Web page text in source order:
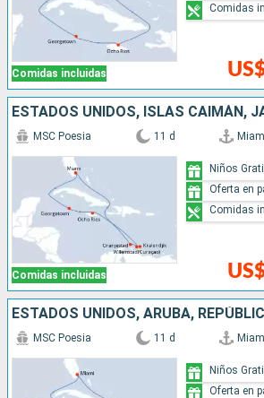
Comidas incluidas
Comidas
Comidas incluidas
MSC Poesia 11 d
Niños
Oferta en
Comidas
MSC Poesia 11 d
Niños
Oferta en